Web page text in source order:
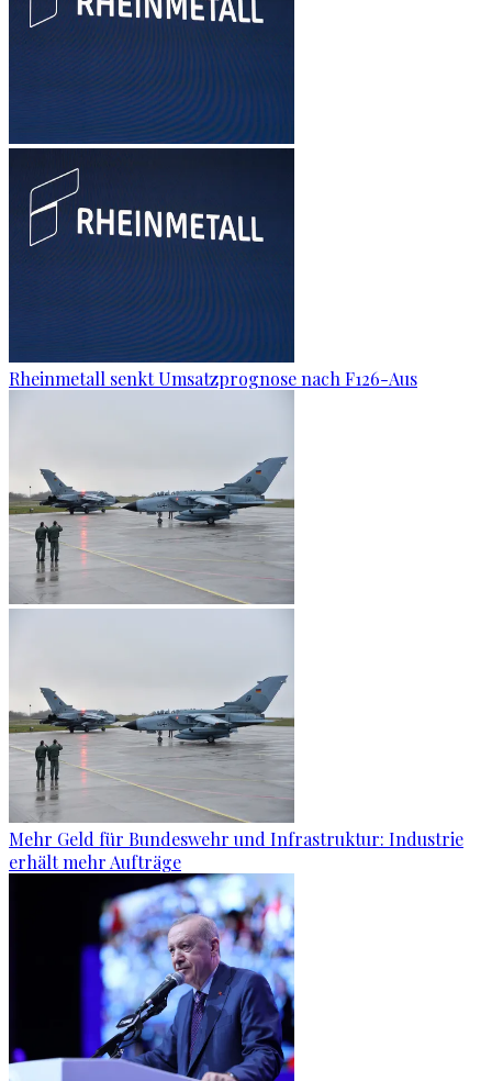
Rheinmetall senkt Umsatzprognose nach F126-Aus
Mehr Geld für Bundeswehr und Infrastruktur: Industrie
erhält mehr Aufträge